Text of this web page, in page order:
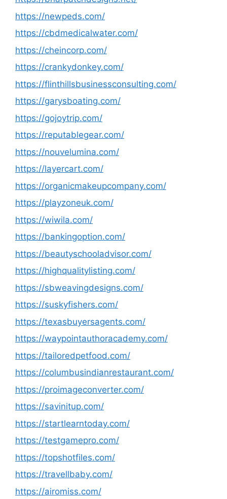
https://newpeds.com/
https://cbdmedicalwater.com/
https://cheincorp.com/
https://crankydonkey.com/
https://flinthillsbusinessconsulting.com/
https://garysboating.com/
https://gojoytrip.com/
https://reputablegear.com/
https://nouvelumina.com/
https://layercart.com/
https://organicmakeupcompany.com/
https://playzoneuk.com/
https://wiwila.com/
https://bankingoption.com/
https://beautyschooladvisor.com/
https://highqualitylisting.com/
https://sbweavingdesigns.com/
https://suskyfishers.com/
https://texasbuyersagents.com/
https://waypointauthoracademy.com/
https://tailoredpetfood.com/
https://columbusindianrestaurant.com/
https://proimageconverter.com/
https://savinitup.com/
https://startlearntoday.com/
https://testgamepro.com/
https://topshotfiles.com/
https://travellbaby.com/
https://airomiss.com/